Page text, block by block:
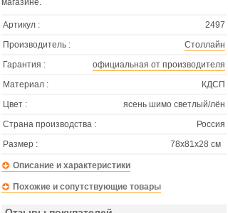
магазине.
Артикул :
2497
Производитель :
Столлайн
Гарантия :
официальная от производителя
Материал :
КДСП
Цвет :
ясень шимо светлый/лён
Страна производства :
Россия
Размер :
78х81х28 см
Описание и характеристики
Похожие и сопутствующие товары